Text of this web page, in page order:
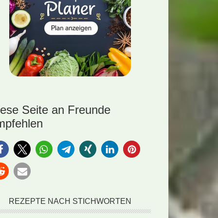
Seite an Freunde
REZEPTE NACH STICHWORTEN